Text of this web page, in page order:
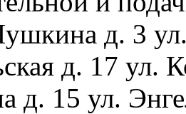
д. 3
д. 17 ул.
д. 15 ул.